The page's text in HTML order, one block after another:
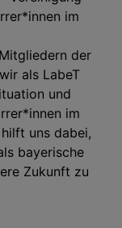
im
der
als LabeT
und
im
uns dabei,
bayerische
Zukunft zu